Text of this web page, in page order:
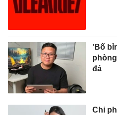
'Bố
đá
Chi